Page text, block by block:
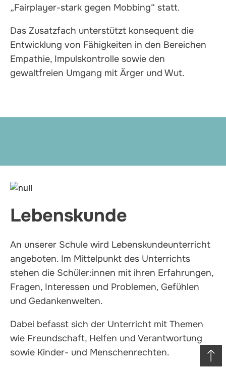
„Fairplayer-stark gegen Mobbing“ statt.
Das Zusatzfach unterstützt konsequent die
Entwicklung von Fähigkeiten in den Bereichen
Empathie, Impulskontrolle sowie den
gewaltfreien Umgang mit Ärger und Wut.
Lebenskunde
An unserer Schule wird Lebenskundeunterricht
angeboten. Im Mittelpunkt des Unterrichts
stehen die Schüler:innen mit ihren Erfahrungen,
Fragen, Interessen und Problemen, Gefühlen
und Gedankenwelten.
Dabei befasst sich der Unterricht mit Themen
wie Freundschaft, Helfen und Verantwortung
sowie Kinder- und Menschenrechten.